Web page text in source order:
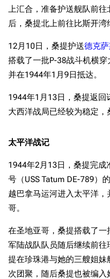
上汇合，准备护送舰队前
后，桑提北上前往比斯开湾
12月10日，桑提护送德克
搭载了一批P-38战斗机横穿
并在1944年1月9日抵达。
1944年1月13日，桑提返
大西洋战局已经较为稳定，
太平洋战记
1944年2月13日，桑提完
号（USS Tatum DE-789）
越巴拿马运河进入太平洋
哥。
在圣地亚哥，桑提搭载了
军陆战队队员随后继续前
提在珍珠港与她的三艘姐妹
次团聚，随后桑提也被编